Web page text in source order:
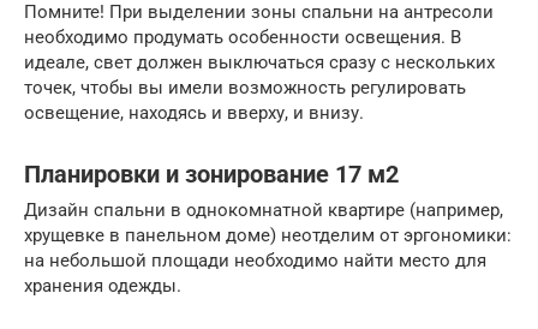
Помните! При выделении зоны спальни на антресоли
необходимо продумать особенности освещения. В
идеале, свет должен выключаться сразу с нескольких
точек, чтобы вы имели возможность регулировать
освещение, находясь и вверху, и внизу.
Планировки и зонирование 17 м2
Дизайн спальни в однокомнатной квартире (например,
хрущевке в панельном доме) неотделим от эргономики:
на небольшой площади необходимо найти место для
хранения одежды.